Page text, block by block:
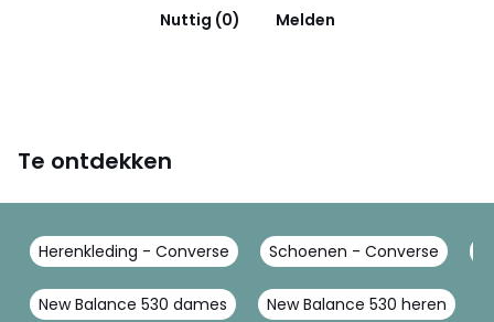
Nuttig (0) Melden
Te ontdekken
Herenkleding - Converse Schoenen - Converse
New Balance 530 dames New Balance 530 heren